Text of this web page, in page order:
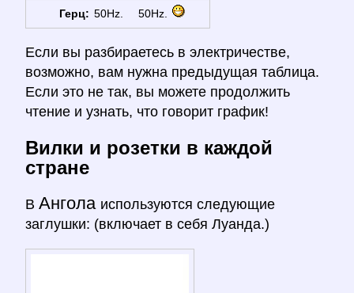
Герц: 50Hz. 50Hz.
Если вы разбираетесь в электричестве,
возможно, вам нужна предыдущая таблица.
Если это не так, вы можете продолжить
чтение и узнать, что говорит график!
Вилки и розетки в каждой
стране
В Ангола используются следующие
заглушки: (включает в себя Луанда.)